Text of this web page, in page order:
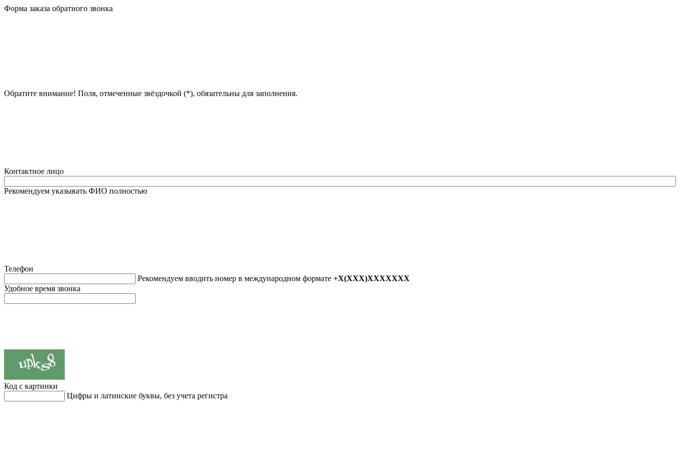
Форма заказа обратного звонка
Обратите внимание! Поля, отмеченные звёздочкой (*), обязательны для заполнения.
Контактное лицо
Рекомендуем указывать ФИО полностью
Телефон
Рекомендуем вводить номер в международном формате +X(XXX)XXXXXXX
Удобное время звонка
Код с картинки
Цифры и латинские буквы, без учета регистра